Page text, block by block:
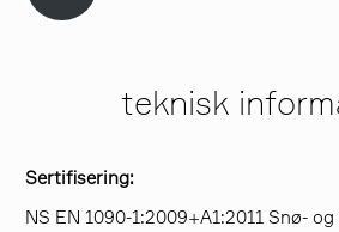
teknisk
Sertifisering:
NS EN 1090-1:2009+A1:2011 Snø-